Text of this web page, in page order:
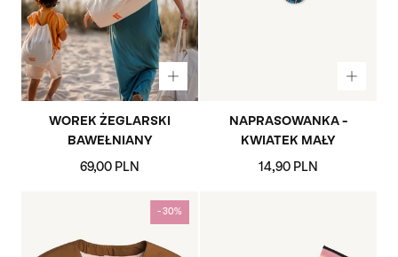
WOREK ŻEGLARSKI
BAWEŁNIANY
Cena
69,00 PLN
NAPRASOWANKA -
KWIATEK MAŁY
Cena
14,90 PLN
- 30%
- 30%